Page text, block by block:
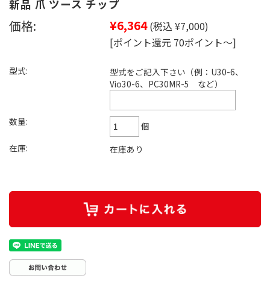
新品 爪 ツース チップ
価格: ¥6,364 (税込 ¥7,000)
[ポイント還元 70ポイント～]
型式:
型式をご記入下さい（例：U30-6、
Vio30-6、PC30MR-5 など）
数量:
個
在庫:
在庫あり